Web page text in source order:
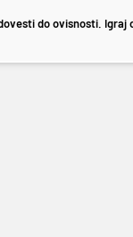
do ovisnosti. Igraj